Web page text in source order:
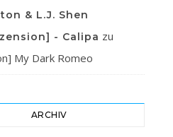
& L.J. Shen
- Calipa zu
My Dark Romeo
ARCHIV